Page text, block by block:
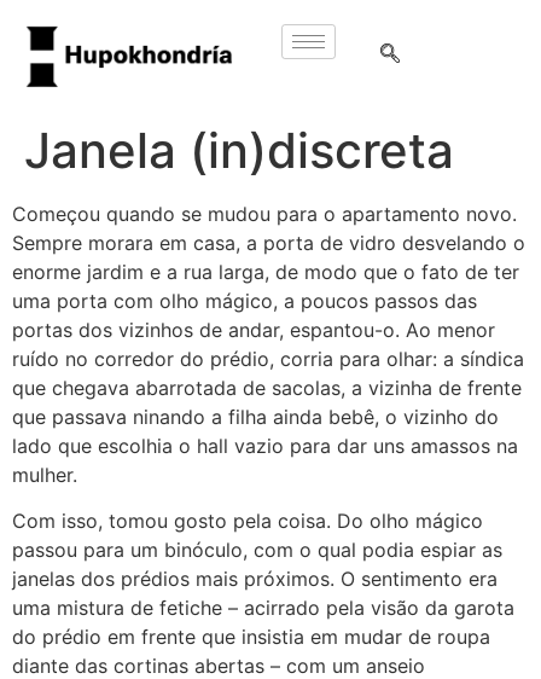
Janela (in)discreta
Começou quando se mudou para o apartamento novo.
Sempre morara em casa, a porta de vidro desvelando o
enorme jardim e a rua larga, de modo que o fato de ter
uma porta com olho mágico, a poucos passos das
portas dos vizinhos de andar, espantou-o. Ao menor
ruído no corredor do prédio, corria para olhar: a síndica
que chegava abarrotada de sacolas, a vizinha de frente
que passava ninando a filha ainda bebê, o vizinho do
lado que escolhia o hall vazio para dar uns amassos na
mulher.
Com isso, tomou gosto pela coisa. Do olho mágico
passou para um binóculo, com o qual podia espiar as
janelas dos prédios mais próximos. O sentimento era
uma mistura de fetiche – acirrado pela visão da garota
do prédio em frente que insistia em mudar de roupa
diante das cortinas abertas – com um anseio